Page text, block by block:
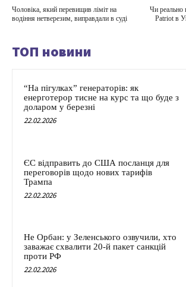
Чоловіка, який перевищив ліміт на
водіння нетверезим, виправдали в суді
Чи реально
Patriot в
ТОП новини
“На пігулках” генераторів: як
енерготерор тисне на курс та що буде з
доларом у березні
22.02.2026
ЄС відправить до США посланця для
переговорів щодо нових тарифів
Трампа
22.02.2026
Не Орбан: у Зеленського озвучили, хто
заважає схвалити 20-й пакет санкцій
проти РФ
22.02.2026